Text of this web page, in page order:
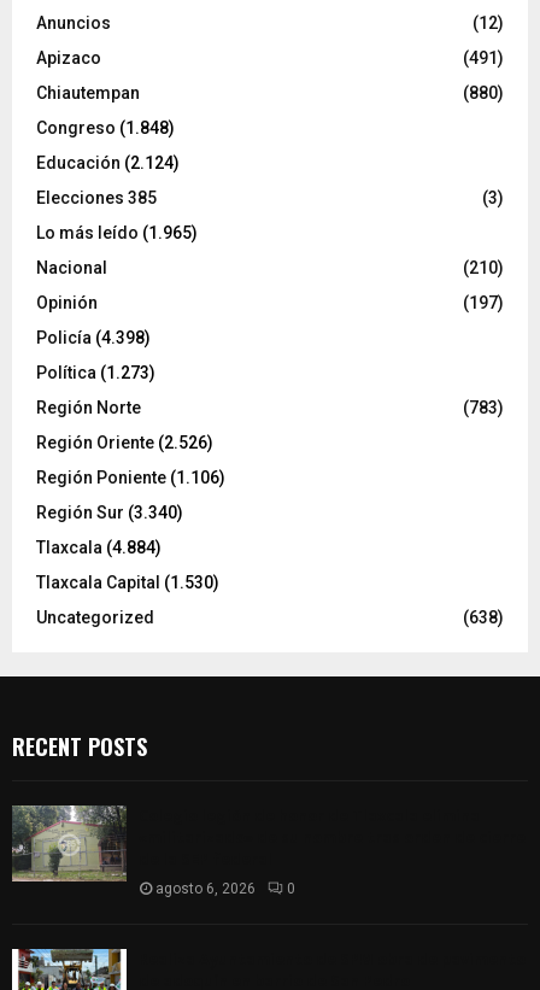
Anuncios
(12)
Apizaco
(491)
Chiautempan
(880)
Congreso (1.848)
Educación (2.124)
Elecciones 385
(3)
Lo más leído (1.965)
Nacional
(210)
Opinión
(197)
Policía (4.398)
Política (1.273)
Región Norte
(783)
Región Oriente (2.526)
Región Poniente (1.106)
Región Sur (3.340)
Tlaxcala (4.884)
Tlaxcala Capital (1.530)
Uncategorized
(638)
RECENT POSTS
agosto 6, 2026 0